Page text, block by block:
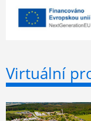
Virtuální